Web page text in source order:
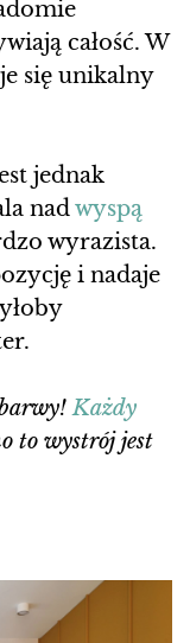
całość. W
się unikalny
jednak
nadwyspą
wyrazista.
i nadaje
Każdy
to wystrój jest